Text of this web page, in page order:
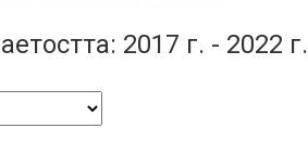
2017 г. - 2022 г.